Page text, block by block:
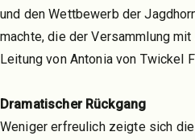
und den Wettbewerb der
machte, die der Versammlung
Leitung von Antonia von Twickel
Dramatischer Rückgang
Weniger erfreulich zeigte sich